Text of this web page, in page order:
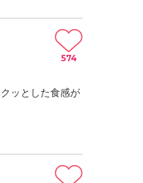
ッとした食感が
574